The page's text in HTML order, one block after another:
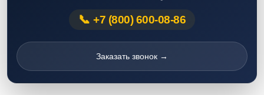
+7 (800) 600-08-86
Заказать звонок →